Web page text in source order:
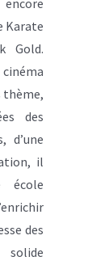
Karate
Gold.
thème,
des
d’une
il
école
des
solide